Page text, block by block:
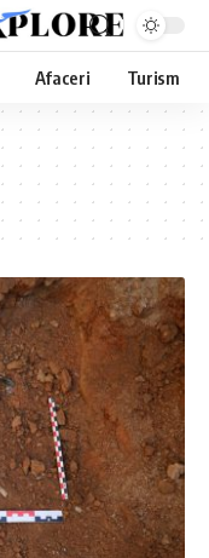
Afaceri Turism